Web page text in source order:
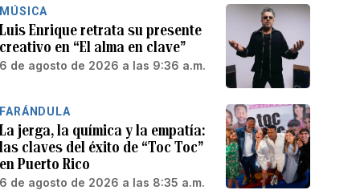
MÚSICA
Luis Enrique retrata su presente
creativo en “El alma en clave”
6 de agosto de 2026 a las 9:36 a.m.
FARÁNDULA
La jerga, la química y la empatía:
las claves del éxito de “Toc Toc”
en Puerto Rico
6 de agosto de 2026 a las 8:35 a.m.